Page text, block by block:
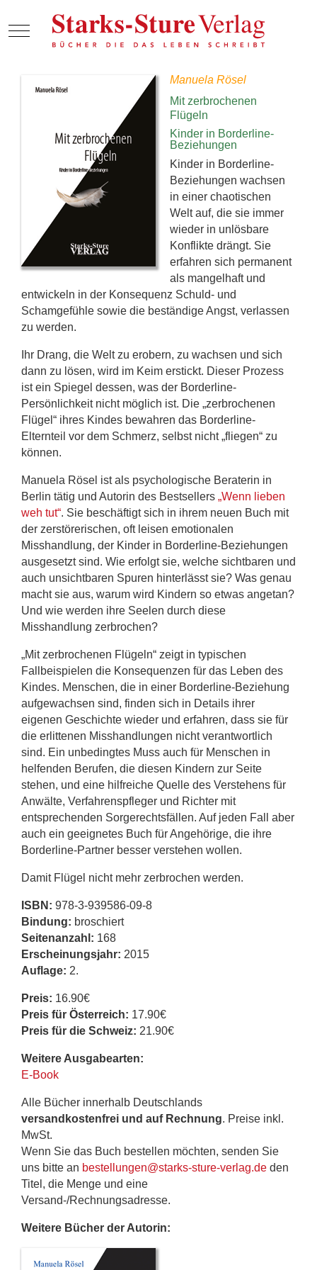
Mobile Menu Toggle
Manuela Rösel
Mit zerbrochenen
Flügeln
Kinder in Borderline-
Beziehungen
Kinder in Borderline-
Beziehungen wachsen
in einer chaotischen
Welt auf, die sie immer
wieder in unlösbare
Konflikte drängt. Sie
erfahren sich permanent
als mangelhaft und
entwickeln in der Konsequenz Schuld- und
Schamgefühle sowie die beständige Angst, verlassen
zu werden.
Ihr Drang, die Welt zu erobern, zu wachsen und sich
dann zu lösen, wird im Keim erstickt. Dieser Prozess
ist ein Spiegel dessen, was der Borderline-
Persönlichkeit nicht möglich ist. Die „zerbrochenen
Flügel“ ihres Kindes bewahren das Borderline-
Elternteil vor dem Schmerz, selbst nicht „fliegen“ zu
können.
Manuela Rösel ist als psychologische Beraterin in
Berlin tätig und Autorin des Bestsellers „Wenn lieben
weh tut“. Sie beschäftigt sich in ihrem neuen Buch mit
der zerstörerischen, oft leisen emotionalen
Misshandlung, der Kinder in Borderline-Beziehungen
ausgesetzt sind. Wie erfolgt sie, welche sichtbaren und
auch unsichtbaren Spuren hinterlässt sie? Was genau
macht sie aus, warum wird Kindern so etwas angetan?
Und wie werden ihre Seelen durch diese
Misshandlung zerbrochen?
„Mit zerbrochenen Flügeln“ zeigt in typischen
Fallbeispielen die Konsequenzen für das Leben des
Kindes. Menschen, die in einer Borderline-Beziehung
aufgewachsen sind, finden sich in Details ihrer
eigenen Geschichte wieder und erfahren, dass sie für
die erlittenen Misshandlungen nicht verantwortlich
sind. Ein unbedingtes Muss auch für Menschen in
helfenden Berufen, die diesen Kindern zur Seite
stehen, und eine hilfreiche Quelle des Verstehens für
Anwälte, Verfahrenspfleger und Richter mit
entsprechenden Sorgerechtsfällen. Auf jeden Fall aber
auch ein geeignetes Buch für Angehörige, die ihre
Borderline-Partner besser verstehen wollen.
Damit Flügel nicht mehr zerbrochen werden.
ISBN: 978-3-939586-09-8
Bindung: broschiert
Seitenanzahl: 168
Erscheinungsjahr: 2015
Auflage: 2.
Preis: 16.90€
Preis für Österreich: 17.90€
Preis für die Schweiz: 21.90€
Weitere Ausgabearten:
E-Book
Alle Bücher innerhalb Deutschlands
versandkostenfrei und auf Rechnung. Preise inkl.
MwSt.
Wenn Sie das Buch bestellen möchten, senden Sie
uns bitte an bestellungen@starks-sture-verlag.de den
Titel, die Menge und eine
Versand-/Rechnungsadresse.
Weitere Bücher der Autorin: